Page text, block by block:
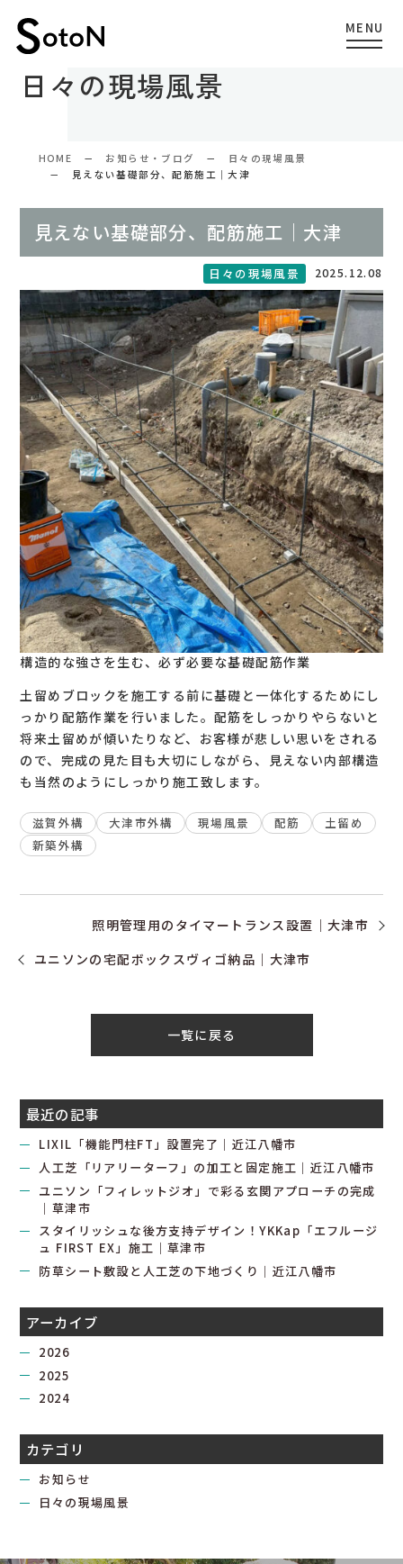
日々の現場風景
HOME お知らせ・ブログ
日々の現場風景
見えない基礎部分、配筋施工｜大津
見えない基礎部分、配筋施工｜大津
日々の現場風景 2025.12.08
構造的な強さを生む、必ず必要な基礎配筋作業
土留めブロックを施工する前に基礎と一体化するためにし
っかり配筋作業を行いました。配筋をしっかりやらないと
将来土留めが傾いたりなど、お客様が悲しい思いをされる
ので、完成の見た目も大切にしながら、見えない内部構造
も当然のようにしっかり施工致します。
滋賀外構 大津市外構 現場風景 配筋
土留め
新築外構
照明管理用のタイマートランス設置｜大津市
ユニソンの宅配ボックスヴィゴ納品｜大津市
一覧に戻る
最近の記事
LIXIL「機能門柱FT」設置完了｜近江八幡市
人工芝「リアリーターフ」の加工と固定施工｜近江八幡市
ユニソン「フィレットジオ」で彩る玄関アプローチの完成
｜草津市
スタイリッシュな後方支持デザイン！YKKap「エフルージ
ュ FIRST EX」施工｜草津市
防草シート敷設と人工芝の下地づくり｜近江八幡市
アーカイブ
2026
2025
2024
カテゴリ
お知らせ
日々の現場風景